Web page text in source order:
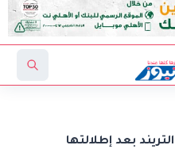
بعد إطلالتها